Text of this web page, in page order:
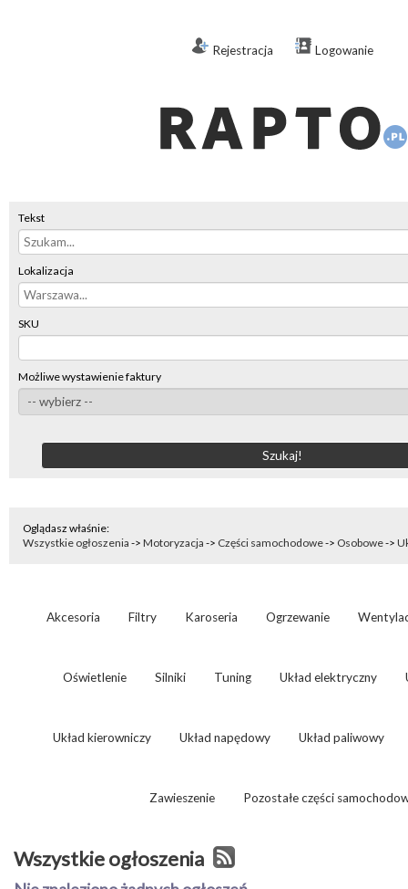
Rejestracja Logowanie
Tekst
Lokalizacja
SKU
Możliwe wystawienie faktury
Oglądasz właśnie:
Wszystkie ogłoszenia -> Motoryzacja -> Części samochodowe-> Osobowe->
Akcesoria Filtry Karoseria Ogrzewanie
Oświetlenie Silniki Tuning Układ elektryczny
Układ kierowniczy Układ napędowy Układ paliwowy
Zawieszenie Pozostałe części
Wszystkie ogłoszenia